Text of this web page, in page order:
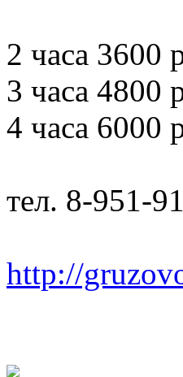
2 часа 3600
3 часа 4800
4 часа 6000
тел. 8-951-
http://